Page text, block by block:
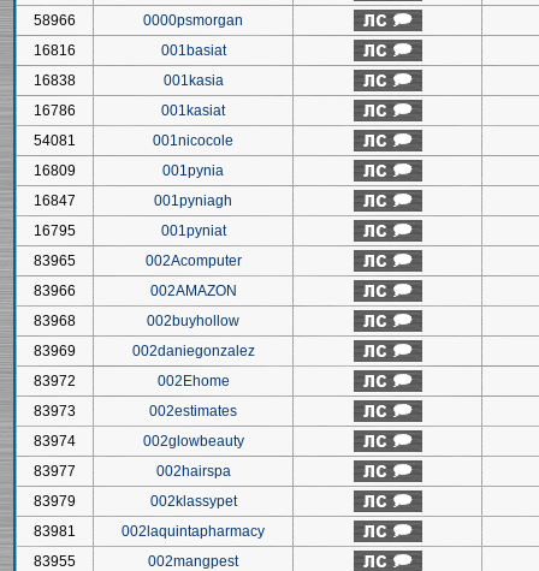
58966
0000psmorgan
16816
001basiat
16838
001kasia
16786
001kasiat
54081
001nicocole
16809
001pynia
16847
001pyniagh
16795
001pyniat
83965
002Acomputer
83966
002AMAZON
83968
002buyhollow
83969
002daniegonzalez
83972
002Ehome
83973
002estimates
83974
002glowbeauty
83977
002hairspa
83979
002klassypet
83981
002laquintapharmacy
83955
002mangpest